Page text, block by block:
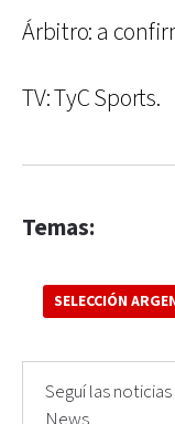
Árbitro: a
TV: TyC Sports.
Temas:
SELECCIÓN
Seguí las